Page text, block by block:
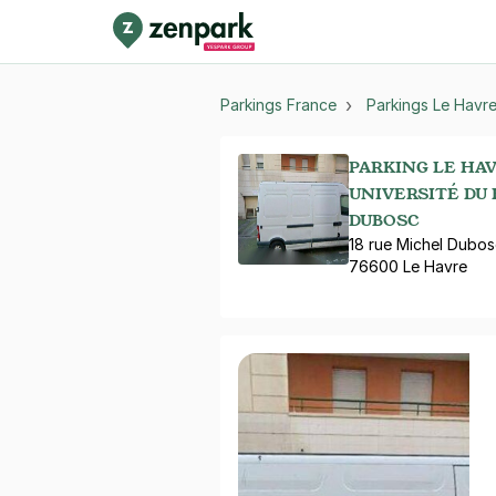
Parkings France Parkings Le Havre
PARKING LE
UNIVERSITÉ DU
DUBOSC
18 rue Michel
76600 Le Havre